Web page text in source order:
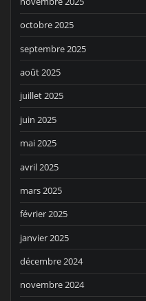
octobre 2025
septembre 2025
août 2025
juillet 2025
juin 2025
mai 2025
avril 2025
mars 2025
février 2025
janvier 2025
décembre 2024
novembre 2024